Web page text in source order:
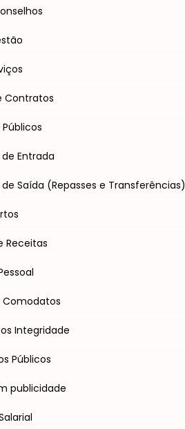
Contratos
Entrada
Saída (Repasses e Transferências)
Receitas
Comodatos
Integridade
Públicos
publicidade